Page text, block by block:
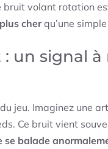
volant rotation
cherqu’une
un signal
jeu. Imaginez une
Ce bruit vient
se balade